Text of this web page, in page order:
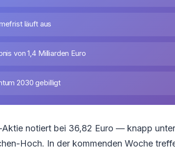
läuft aus
von 1,4 Milliarden Euro
2030 gebilligt
Aktie notiert bei 36,82 Euro — knapp
Hoch. In der kommenden Woche